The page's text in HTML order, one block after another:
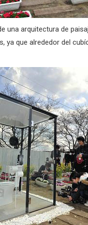
una arquitectura de
ya que alrededor del